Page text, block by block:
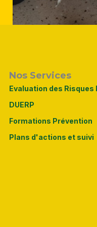
Nos Services
Evaluation des
DUERP
Formations Prévention
Plans d'actions et suivi